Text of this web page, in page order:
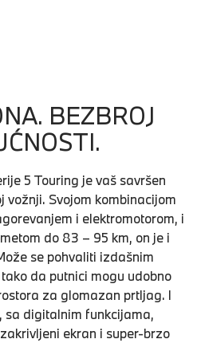
BEZBROJ
5 Touring je vaš savršen
vožnji. Svojom kombinacijom
i elektromotorom, i
do 83 – 95 km, on je i
se pohvaliti izdašnim
da putnici mogu udobno
za glomazan prtljag. I
sa digitalnim funkcijama,
ekran i super-brzo